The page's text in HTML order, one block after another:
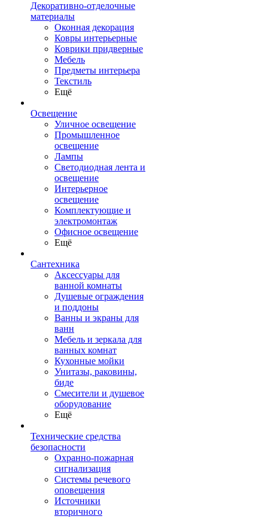
Декоративно-отделочные
материалы
Оконная декорация
Ковры интерьерные
Коврики придверные
Мебель
Предметы интерьера
Текстиль
Ещё
Освещение
Уличное освещение
Промышленное
освещение
Лампы
Светодиодная лента и
освещение
Интерьерное
освещение
Комплектующие и
электромонтаж
Офисное освещение
Ещё
Сантехника
Аксессуары для
ванной комнаты
Душевые ограждения
и поддоны
Ванны и экраны для
ванн
Мебель и зеркала для
ванных комнат
Кухонные мойки
Унитазы, раковины,
биде
Смесители и душевое
оборудование
Ещё
Технические средства
безопасности
Охранно-пожарная
сигнализация
Системы речевого
оповещения
Источники
вторичного